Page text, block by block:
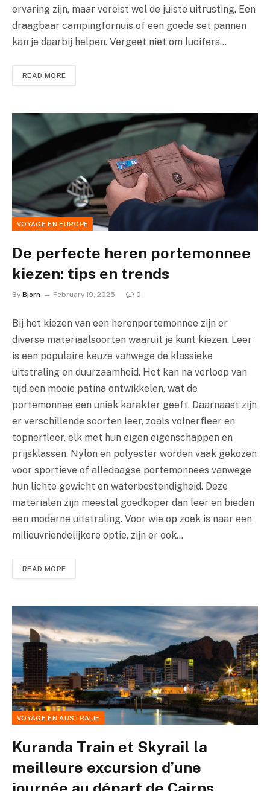
ervaring zijn, maar vereist wel de juiste uitrusting. Een
draagbaar campingfornuis of een goede set pannen
kan je daarbij helpen. Vergeet niet om lucifers…
READ MORE
VOYAGE EN EUROPE
De perfecte heren portemonnee
kiezen: tips en trends
By Bjorn February 19, 2025 0
Bij het kiezen van een herenportemonnee zijn er
diverse materiaalsoorten waaruit je kunt kiezen. Leer
is een populaire keuze vanwege de klassieke
uitstraling en duurzaamheid. Het kan na verloop van
tijd een mooie patina ontwikkelen, wat de
portemonnee een uniek karakter geeft. Daarnaast zijn
er verschillende soorten leer, zoals volnerfleer en
topnerfleer, elk met hun eigen eigenschappen en
prijsklassen. Nylon en polyester worden vaak gekozen
voor sportieve of alledaagse portemonnees vanwege
hun lichte gewicht en waterbestendigheid. Deze
materialen zijn meestal goedkoper dan leer en bieden
een moderne uitstraling. Voor wie op zoek is naar een
milieuvriendelijkere optie, zijn er ook…
READ MORE
VOYAGE EN AUSTRALIE
Kuranda Train et Skyrail la
meilleure excursion d’une